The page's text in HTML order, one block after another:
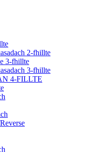
2-fhillte
3-fhillte
3-fhillte
4-FILLTE